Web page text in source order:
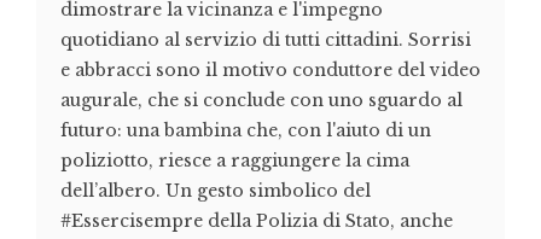
dimostrare la vicinanza e l'impegno
quotidiano al servizio di tutti cittadini. Sorrisi
e abbracci sono il motivo conduttore del video
augurale, che si conclude con uno sguardo al
futuro: una bambina che, con l'aiuto di un
poliziotto, riesce a raggiungere la cima
dell’albero. Un gesto simbolico del
#Essercisempre della Polizia di Stato, anche